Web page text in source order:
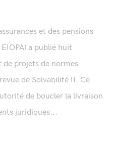
et des pensions
a publié huit
projets de normes
de Solvabilité II. Ce
de boucler la livraison
juridiques...